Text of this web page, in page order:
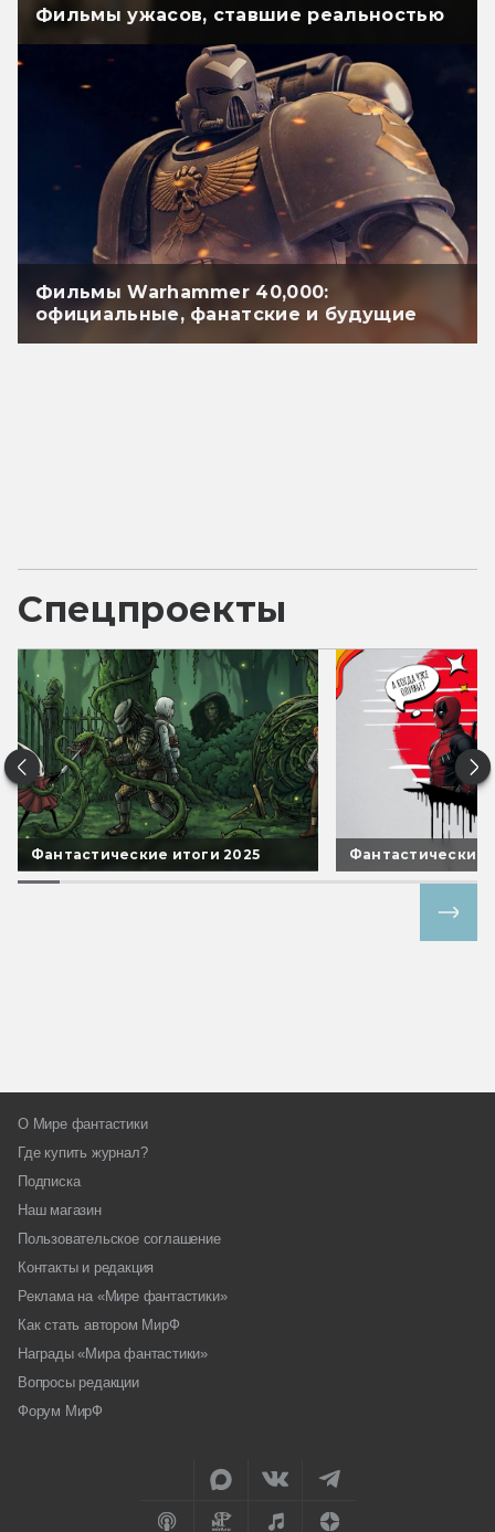
Фильмы ужасов, ставшие реальностью
Фильмы Warhammer 40,000:
официальные, фанатские и будущие
Спецпроекты
Фантастические итоги 2025 Фантастические
О Мире фантастики
Где купить журнал?
Подписка
Наш магазин
Пользовательское соглашение
Контакты и редакция
Реклама на «Мире фантастики»
Как стать автором МирФ
Награды «Мира фантастики»
Вопросы редакции
Форум МирФ